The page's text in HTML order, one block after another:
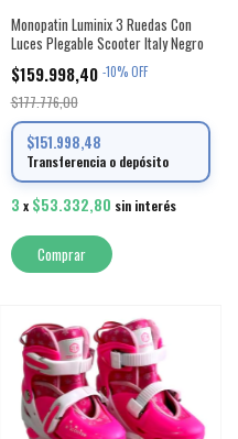
Monopatin Luminix 3 Ruedas Con
Luces Plegable Scooter Italy Negro
$159.998,40 -10%OFF
$177.776,00
$151.998,48
Transferencia o depósito
3 x $53.332,80 sin interés